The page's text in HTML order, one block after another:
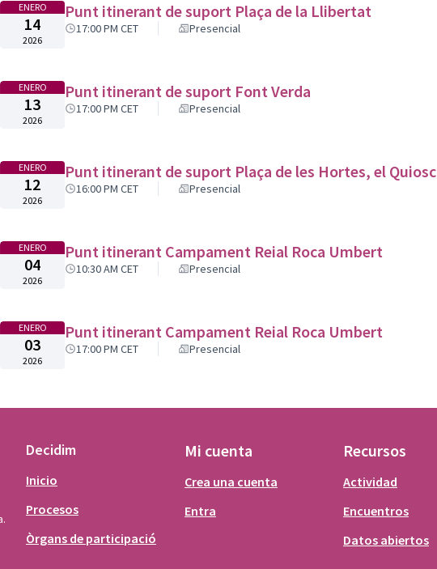
ENERO
14
2026
Punt itinerant de suport Plaça de la Llibertat
17:00 PM CET Presencial
ENERO
13
2026
Punt itinerant de suport Font Verda
17:00 PM CET Presencial
ENERO
12
2026
Punt itinerant de suport Plaça de les Hortes, el Quiosc
16:00 PM CET Presencial
ENERO
04
2026
Punt itinerant Campament Reial Roca Umbert
10:30 AM CET Presencial
ENERO
03
2026
Punt itinerant Campament Reial Roca Umbert
17:00 PM CET Presencial
Decidim
Inicio
Procesos
Òrgans de participació
Mi cuenta
Crea una cuenta
Entra
Recursos
Actividad
Encuentros
Datos abiertos